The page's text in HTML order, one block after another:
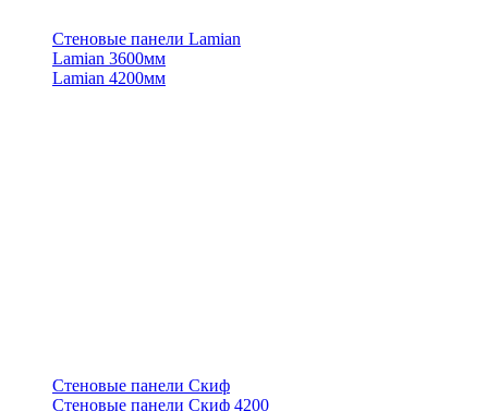
Стеновые панели Lamian
Lamian 3600мм
Lamian 4200мм
Стеновые панели Скиф
Стеновые панели Скиф 4200